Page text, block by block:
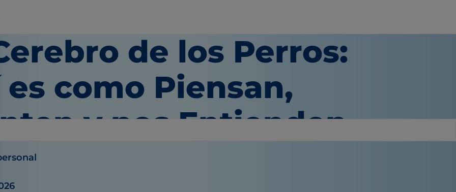
de los Perros:
es como Piensan,
y nos Entienden